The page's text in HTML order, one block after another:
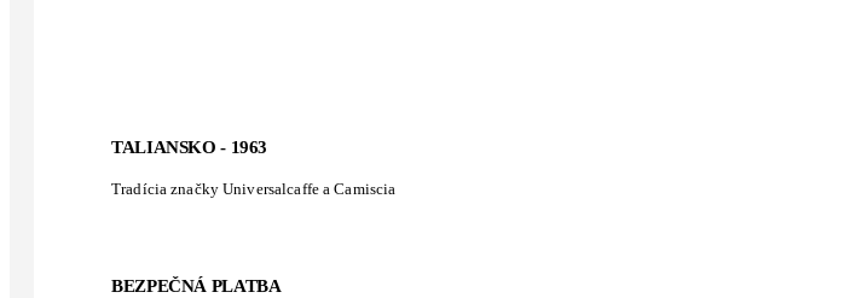
TALIANSKO - 1963
Tradícia značky Universalcaffe a Camiscia
BEZPEČNÁ PLATBA